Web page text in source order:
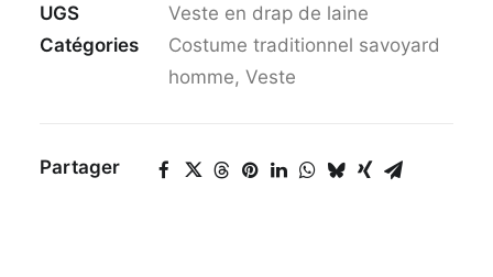
drap
de
UGS
Veste en drap de laine
Catégories
Costume traditionnel savoyard
homme, Veste
Partager